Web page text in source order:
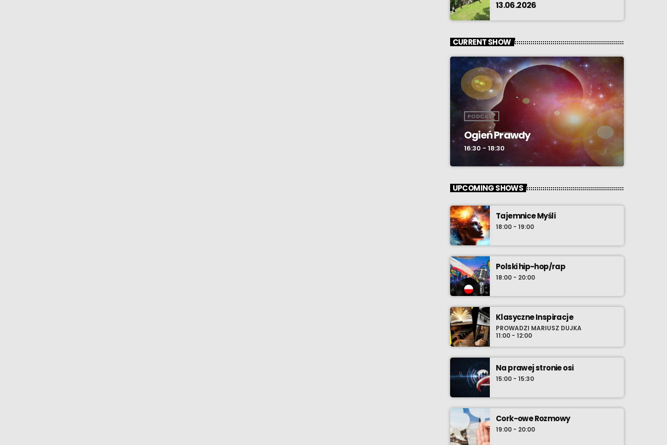
13.06.2026
CURRENT SHOW
PODCAST
Ogień Prawdy
16:30 - 18:30
UPCOMING SHOWS
Tajemnice Myśli
18:00 - 19:00
Polski hip-hop/rap
18:00 - 20:00
Klasyczne Inspiracje
PROWADZI MARIUSZ DUJKA
11:00 - 12:00
Na prawej stronie osi
15:00 - 15:30
Cork-owe Rozmowy
19:00 - 20:00